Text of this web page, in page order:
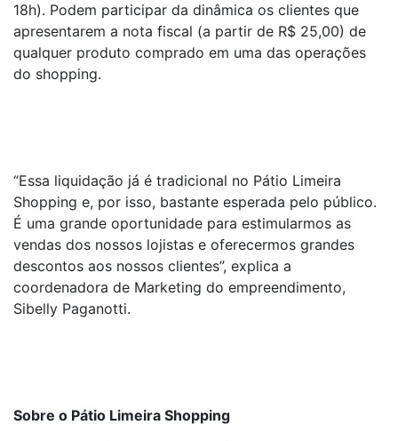
18h). Podem participar da dinâmica os clientes que
apresentarem a nota fiscal (a partir de R$ 25,00) de
qualquer produto comprado em uma das operações
do shopping.
“Essa liquidação já é tradicional no Pátio Limeira
Shopping e, por isso, bastante esperada pelo público.
É uma grande oportunidade para estimularmos as
vendas dos nossos lojistas e oferecermos grandes
descontos aos nossos clientes”, explica a
coordenadora de Marketing do empreendimento,
Sibelly Paganotti.
Sobre o Pátio Limeira Shopping